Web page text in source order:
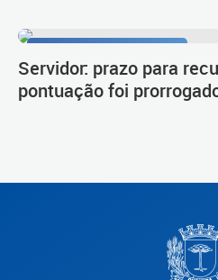
Servidor: prazo para
pontuação foi